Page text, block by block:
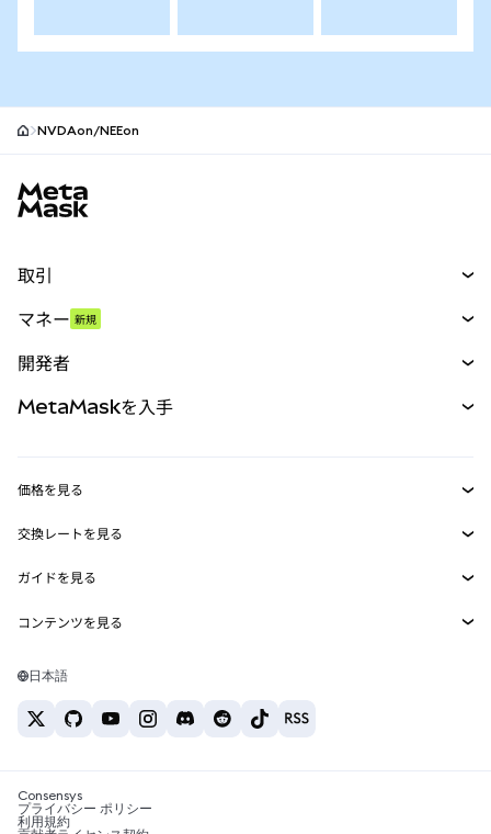
NVDAon/NEEon
取引
パーペチュアル
RWA
マネー 新規
開発者
MetaMask Connect
Snaps
Web3サービス
MetaMaskを入手
セキュリティ
サポート
キャリア
お問い合わせ
価格を見る
イーサリアムの価格
Solanaの価格
Tetherの価格
交換レートを見る
ETH→USD
USDT→INR
BTC→INR
ETH→USDT
ガイドを見る
ETHの購入
USDTの購入
SHIBの購入
BNBの購入
コンテンツを見る
Solanaウォレット
税制関連ニュース
日本語
Consensys
プライバシー ポリシー
利用規約